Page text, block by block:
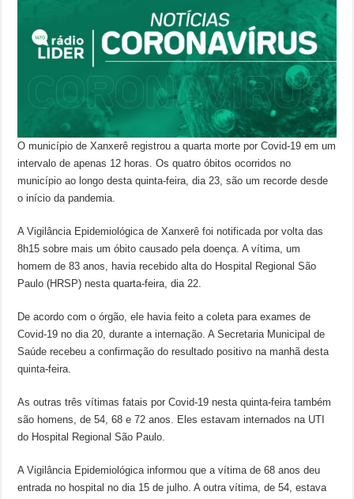
O município de Xanxerê registrou a quarta morte por Covid-19 em um
intervalo de apenas 12 horas. Os quatro óbitos ocorridos no
município ao longo desta quinta-feira, dia 23, são um recorde desde
o início da pandemia.
A Vigilância Epidemiológica de Xanxerê foi notificada por volta das
8h15 sobre mais um óbito causado pela doença. A vítima, um
homem de 83 anos, havia recebido alta do Hospital Regional São
Paulo (HRSP) nesta quarta-feira, dia 22.
De acordo com o órgão, ele havia feito a coleta para exames de
Covid-19 no dia 20, durante a internação. A Secretaria Municipal de
Saúde recebeu a confirmação do resultado positivo na manhã desta
quinta-feira.
As outras três vítimas fatais por Covid-19 nesta quinta-feira também
são homens, de 54, 68 e 72 anos. Eles estavam internados na UTI
do Hospital Regional São Paulo.
A Vigilância Epidemiológica informou que a vítima de 68 anos deu
entrada no hospital no dia 15 de julho. A outra vítima, de 54, estava